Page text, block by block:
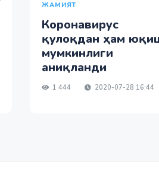
ЖАМИЯТ
Коронавирус
қулоқдан ҳам
мумкинлиги
аниқланди
1 444 2020-07-28 16:44